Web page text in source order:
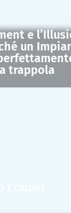
e
un
trappola